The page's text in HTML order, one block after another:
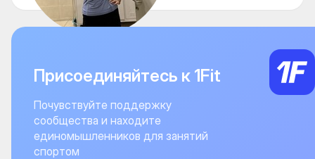
Присоединяйтесь к 1Fit
Почувствуйте поддержку
сообщества и находите
единомышленников для занятий
спортом